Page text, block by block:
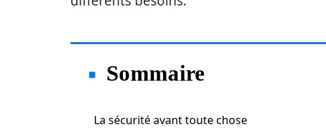
Sommaire
La sécurité avant toute chose